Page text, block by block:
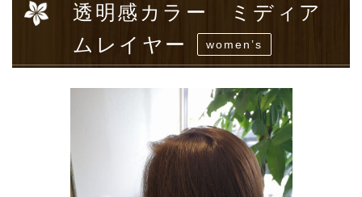
透明感カラー ミディア
ムレイヤー
women’s